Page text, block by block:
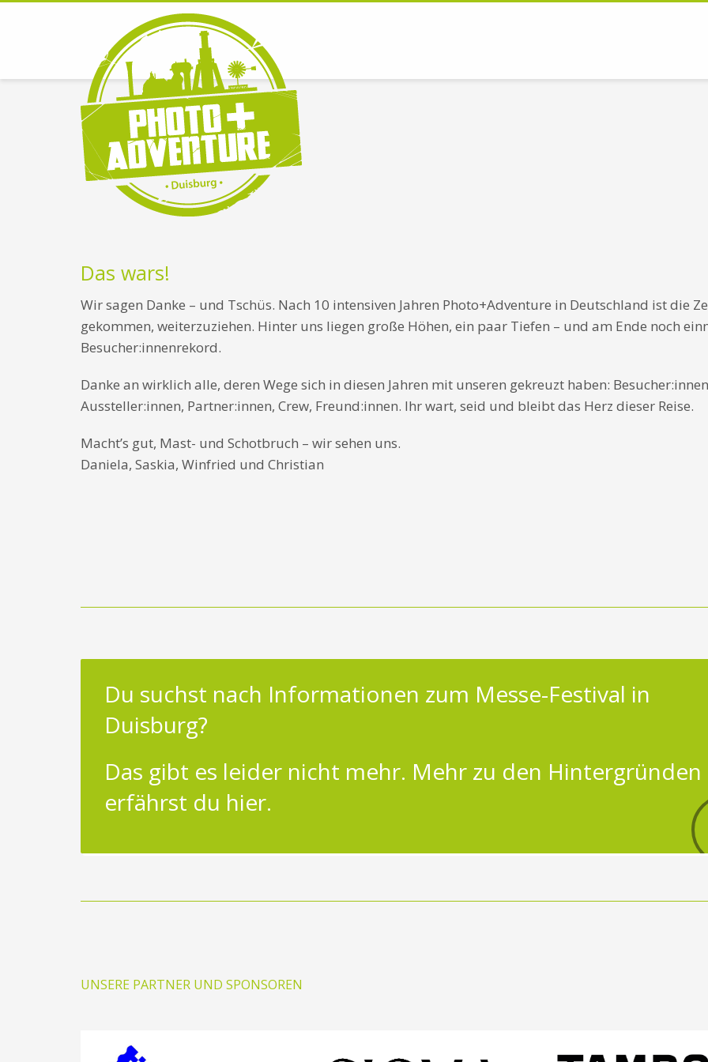
Das wars!
Wir sagen Danke – und Tschüs. Nach 10 intensiven Jahren Photo+Adventure in Deutschland ist die
gekommen, weiterzuziehen. Hinter uns liegen große Höhen, ein paar Tiefen – und am Ende noch
Besucher:innenrekord.
Danke an wirklich alle, deren Wege sich in diesen Jahren mit unseren gekreuzt haben:
Aussteller:innen, Partner:innen, Crew, Freund:innen. Ihr wart, seid und bleibt das Herz dieser Reise.
Macht’s gut, Mast- und Schotbruch – wir sehen uns.
Daniela, Saskia, Winfried und Christian
Du suchst nach Informationen zum Messe-Festival in
Duisburg?
Das gibt es leider nicht mehr. Mehr zu den Hintergründen
erfährst du hier.
UNSERE PARTNER UND SPONSOREN